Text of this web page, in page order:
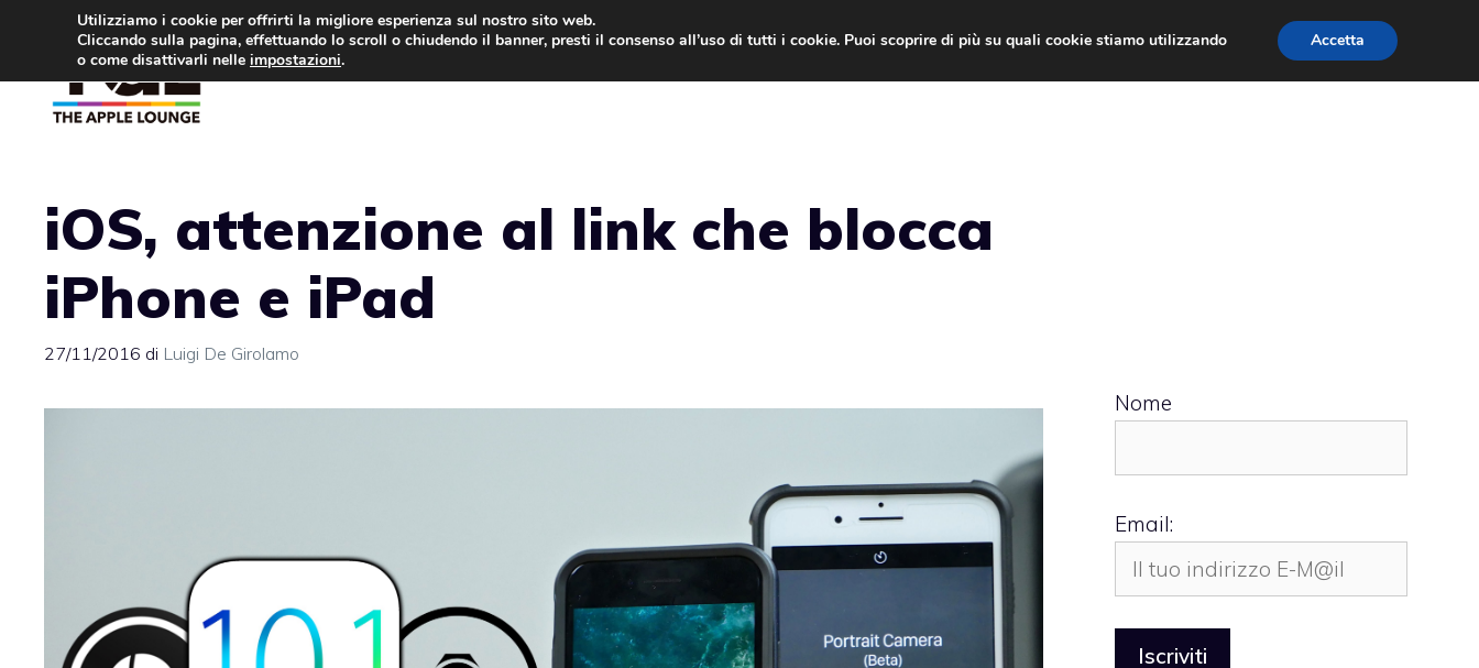
contenuto
iOS, attenzione al link che blocca
iPhone e iPad
27/11/2016 di Luigi De Girolamo
Nome
Email:
Utilizziamo i cookie per offrirti la migliore esperienza sul nostro sito web.
Cliccando sulla pagina, effettuando lo scroll o chiudendo il banner, presti il consenso all’uso di tutti i cookie. Puoi scoprire di più su quali cookie stiamo utilizzando
o come disattivarli nelle impostazioni.
Accetta